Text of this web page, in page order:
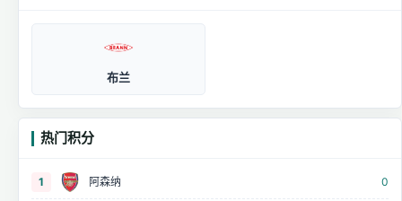
布兰
热门积分
1 阿森纳 0